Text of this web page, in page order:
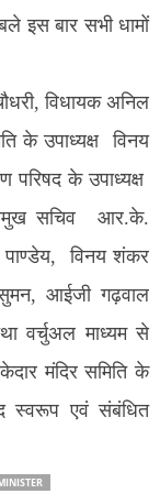
इस बार सभी धामों
विधायक अनिल
के उपाध्यक्ष विनय
परिषद के उपाध्यक्ष
सचिव आर.के.
विनय शंकर
आईजी गढ़वाल
वर्चुअल माध्यम से
मंदिर समिति के
स्वरूप एवं संबंधित